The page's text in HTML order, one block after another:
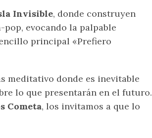
Invisible, donde construyen
evocando la palpable
principal «Prefiero
meditativo donde es inevitable
lo que presentarán en el futuro.
Cometa, los invitamos a que lo